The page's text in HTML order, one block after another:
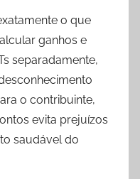
o que
ganhos e
separadamente,
o contribuinte,
evita prejuízos
saudável do